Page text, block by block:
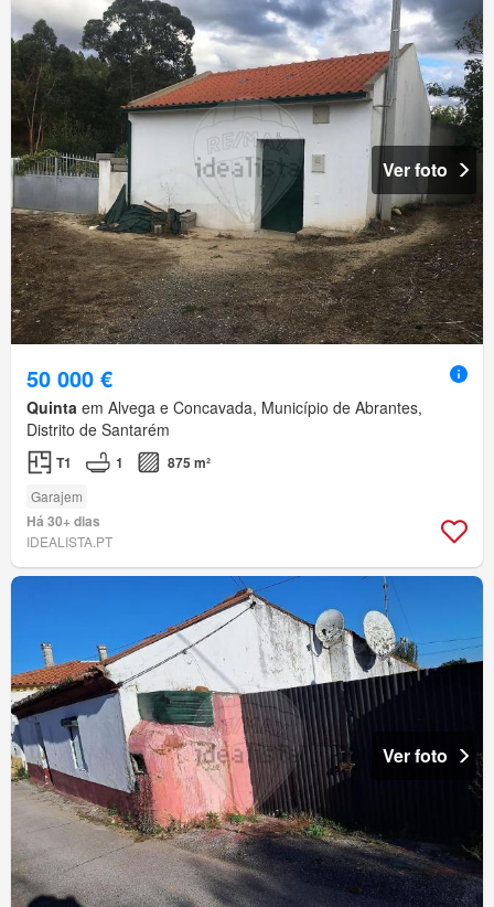
Ver foto
50 000 €
Quinta em Alvega e Concavada, Município de Abrantes,
Distrito de Santarém
T1 1 875 m²
Garajem
Há 30+ dias
IDEALISTA.PT
Ver foto